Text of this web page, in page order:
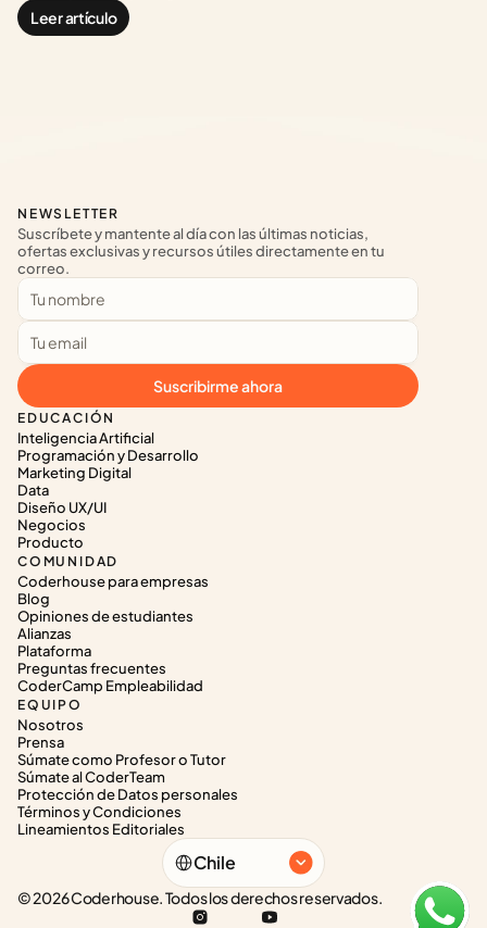
Leer artículo
EDUCACIÓN
Inteligencia Artificial
Programación y Desarrollo
Marketing Digital
Data
Diseño UX/UI
Negocios
Producto
COMUNIDAD
Coderhouse para empresas
Blog
Opiniones de estudiantes
Alianzas
Plataforma
Preguntas frecuentes
CoderCamp Empleabilidad
EQUIPO
Nosotros
Prensa
Súmate como Profesor o Tutor
Súmate al CoderTeam
Protección de Datos personales
Términos y Condiciones
Lineamientos Editoriales
NEWSLETTER
Suscríbete y mantente al día con las últimas noticias,
ofertas exclusivas y recursos útiles directamente en tu
correo.
Suscribirme ahora
Select Language
Chile
© 2026 Coderhouse. Todos los derechos reservados.